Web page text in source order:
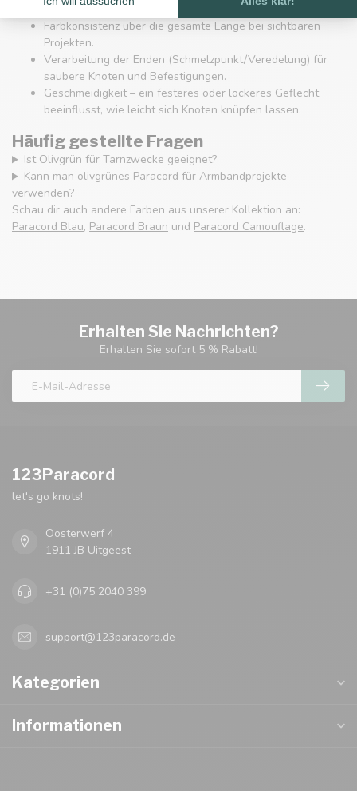
bestimmen die Belastbarkeit und das Knotenverhalten.
Farbkonsistenz über die gesamte Länge bei sichtbaren
Projekten.
Verarbeitung der Enden (Schmelzpunkt/Veredelung) für
saubere Knoten und Befestigungen.
Geschmeidigkeit – ein festeres oder lockeres Geflecht
beeinflusst, wie leicht sich Knoten knüpfen lassen.
Häufig gestellte Fragen
Ist Olivgrün für Tarnzwecke geeignet?
Kann man olivgrünes Paracord für Armbandprojekte
verwenden?
Schau dir auch andere Farben aus unserer Kollektion an:
Paracord Blau, Paracord Braun und Paracord Camouflage.
Erhalten Sie Nachrichten?
Erhalten Sie sofort 5 % Rabatt!
123Paracord
let's go knots!
Oosterwerf 4
1911 JB Uitgeest
+31 (0)75 2040 399
support@123paracord.de
Kategorien
Informationen